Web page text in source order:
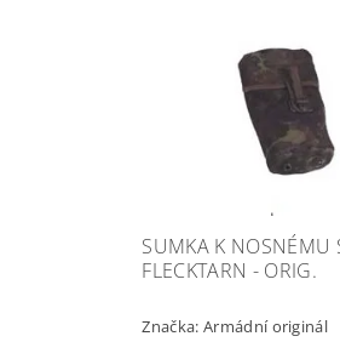
SUMKA K NOSNÉMU
FLECKTARN - ORIG.
Značka: Armádní originál